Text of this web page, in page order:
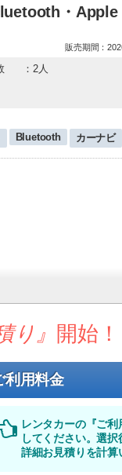
・
販売期間：
：2人
Bluetooth カーナビ
なります。
致します。
り』 開始！
利用料金
レンタカーの『ご
してください。選
詳細お見積りを計算